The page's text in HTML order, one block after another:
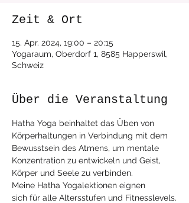
Zeit & Ort
15. Apr. 2024, 19:00 – 20:15
Yogaraum, Oberdorf 1, 8585 Happerswil,
Schweiz
Über die Veranstaltung
Hatha Yoga beinhaltet das Üben von
Körperhaltungen in Verbindung mit dem
Bewusstsein des Atmens, um mentale
Konzentration zu entwickeln und Geist,
Körper und Seele zu verbinden.
Meine Hatha Yogalektionen eignen
sich für alle Altersstufen und Fitnesslevels.